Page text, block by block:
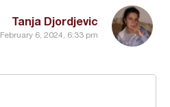
Tanja Djordjevic
February 6, 2024, 6:33 pm